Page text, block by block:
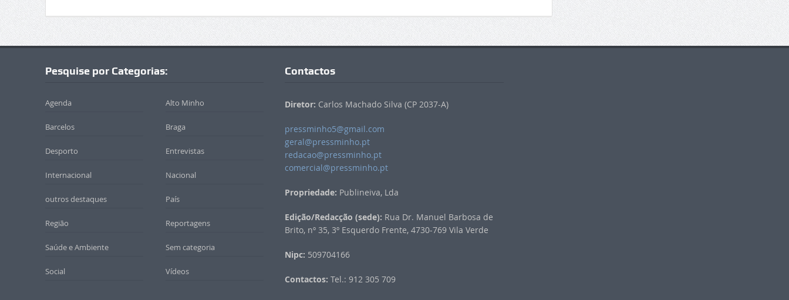
Pesquise por Categorias:
Agenda Alto Minho
Barcelos Braga
Desporto Entrevistas
Internacional Nacional
outros destaques País
Região Reportagens
Saúde e Ambiente Sem categoria
Social Vídeos
Contactos
Diretor: Carlos Machado Silva (CP 2037-A)
pressminho5@gmail.com
geral@pressminho.pt
redacao@pressminho.pt
comercial@pressminho.pt
Propriedade: Publineiva, Lda
Edição/Redacção (sede): Rua Dr. Manuel Barbosa de
Brito, nº 35, 3º Esquerdo Frente, 4730-769 Vila Verde
Nipc: 509704166
Contactos: Tel.: 912 305 709